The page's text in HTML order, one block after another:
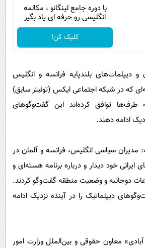
سیاست خارجی
با دوره جامع لینگانو ، مکالمه
انگلیسی رو حرفه ای یاد بگیر
کلیک کن!
و دیپلمات‌های بلندپایه فرانسه و انگلیس
که در شبکه اجتماعی ایکس (توئیتر سابق)
توافق کرده‌اند این گفت‌وگوهای
ادامه دهند.
مدیران سیاسی انگلیس، فرانسه و آلمان در
ایرانی خود دیدار و درباره برنامه هسته‌ای و
دوجانبه و وضعیت منطقه گفت‌وگو کردند.
دیپلماتیک را در آینده نزدیک ادامه
معاون حقوقی و بین‌الملل وزارت امور